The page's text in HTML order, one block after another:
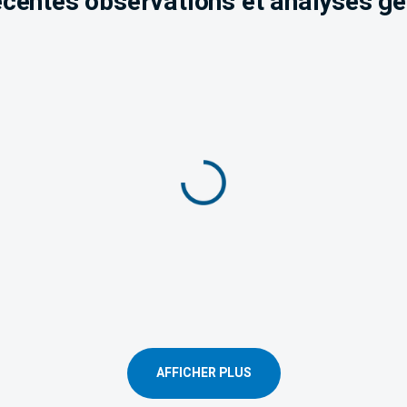
AFFICHER PLUS